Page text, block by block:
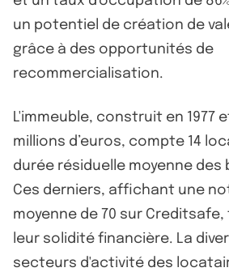
un potentiel de création de
grâce à des opportunités de
recommercialisation.
L'immeuble, construit en 1977
millions d’euros, compte 14
durée résiduelle moyenne des
Ces derniers, affichant une
moyenne de 70 sur
leur solidité financière. La
secteurs d'activité des